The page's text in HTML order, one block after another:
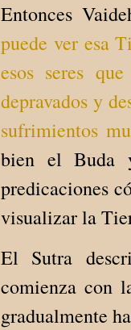
Entonces
puede ver esa
esos seres
depravados y
sufrimientos
bien el Buda
predicaciones
visualizar la
El Sutra
comienza con
gradualmente